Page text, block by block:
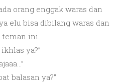
orang enggak waras dan
elu bisa dibilang waras dan
teman ini.
ya?”
balasan ya?”